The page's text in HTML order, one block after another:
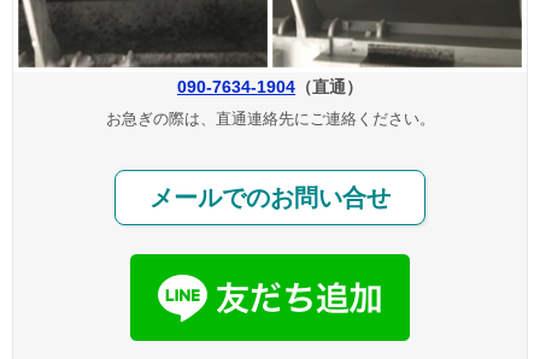
090-7634-1904 （直通）
お急ぎの際は、直通連絡先にご連絡ください。
メールでのお問い合せ